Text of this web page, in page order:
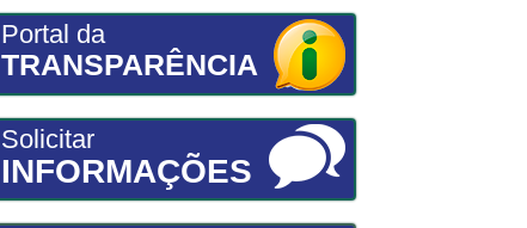
Portal da
TRANSPARÊNCIA
Solicitar
INFORMAÇÕES